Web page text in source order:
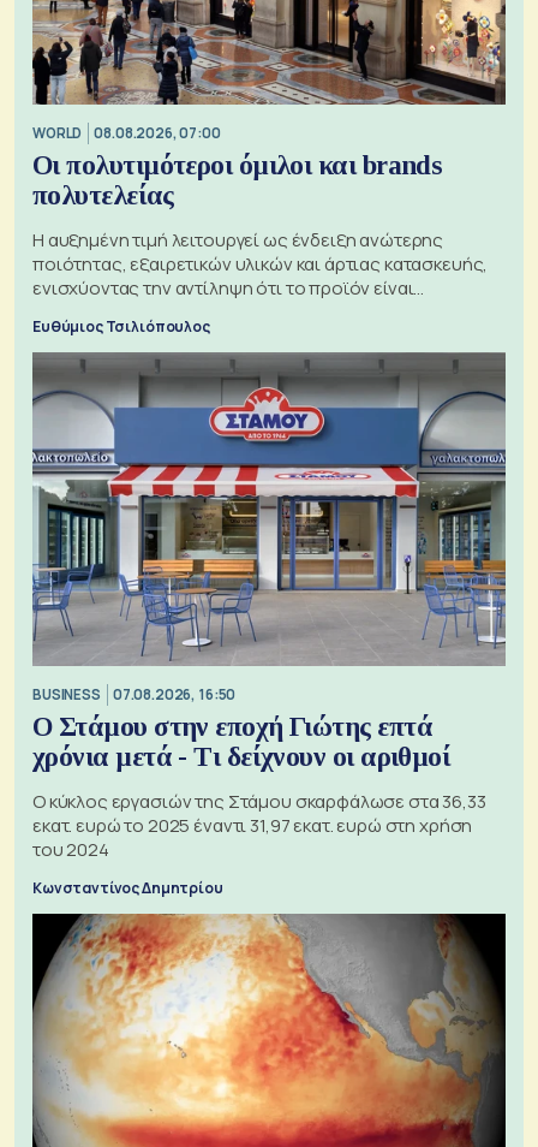
WORLD 08.08.2026, 07:00
Οι πολυτιμότεροι όμιλοι και brands
πολυτελείας
Η αυξημένη τιμή λειτουργεί ως ένδειξη ανώτερης
ποιότητας, εξαιρετικών υλικών και άρτιας κατασκευής,
ενισχύοντας την αντίληψη ότι το προϊόν είναι
Ευθύμιος Τσιλιόπουλος
BUSINESS 07.08.2026, 16:50
Ο Στάμου στην εποχή Γιώτης επτά
χρόνια μετά - Τι δείχνουν οι αριθμοί
Ο κύκλος εργασιών της Στάμου σκαρφάλωσε στα 36,33
εκατ. ευρώ το 2025 έναντι 31,97 εκατ. ευρώ στη χρήση
του 2024
Κωνσταντίνος Δημητρίου